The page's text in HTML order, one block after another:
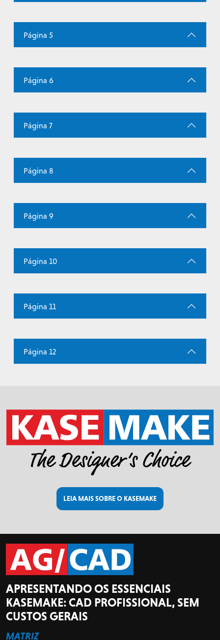
Página 5
Página 6
Página 7
Página 8
Página 9
Página 10
Página 11
Página 12
LEIA MAIS SOBRE O KASEMAKE
APRESENTANDO OS ESSENCIAIS
KASEMAKE: CAD PROFISSIONAL, SEM
CUSTOS GERAIS
MATRIZ